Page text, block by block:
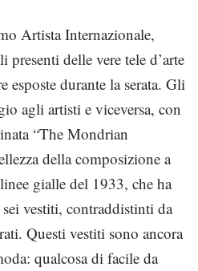
Artista Internazionale,
delle vere tele d’arte
esposte durante la serata. Gli
agli artisti e viceversa, con
“The Mondrian
della composizione a
gialle del 1933, che ha
vestiti, contraddistinti da
Questi vestiti sono ancora
qualcosa di facile da